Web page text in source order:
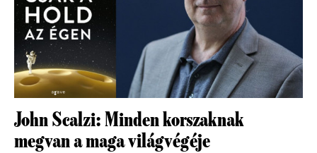
John Scalzi: Minden korszaknak
megvan a maga világvégéje